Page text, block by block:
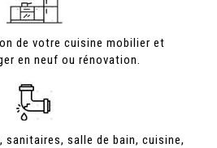
de votre cuisine mobilier et
en neuf ou rénovation.
sanitaires, salle de bain, cuisine,